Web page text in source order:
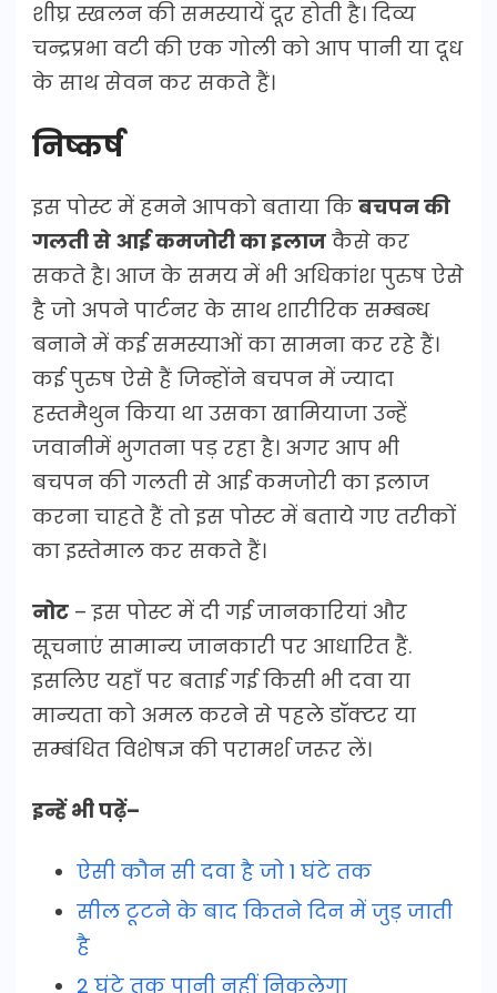
शीघ्र स्खलन की समस्यायें दूर होती है। दिव्य
चन्द्रप्रभा वटी की एक गोली को आप पानी या दूध
के साथ सेवन कर सकते हैं।
निष्कर्ष
इस पोस्ट में हमने आपको बताया कि बचपन की
गलती से आई कमजोरी का इलाज कैसे कर
सकते है। आज के समय में भी अधिकांश पुरुष ऐसे
है जो अपने पार्टनर के साथ शारीरिक सम्बन्ध
बनाने में कई समस्याओं का सामना कर रहे हैं।
कई पुरुष ऐसे हैं जिन्होंने बचपन में ज्यादा
हस्तमैथुन किया था उसका खामियाजा उन्हें
जवानीमें भुगतना पड़ रहा है। अगर आप भी
बचपन की गलती से आई कमजोरी का इलाज
करना चाहते हैं तो इस पोस्ट में बताये गए तरीकों
का इस्तेमाल कर सकते हैं।
नोट – इस पोस्ट में दी गई जानकारियां और
सूचनाएं सामान्य जानकारी पर आधारित हैं.
इसलिए यहाँ पर बताई गई किसी भी दवा या
मान्यता को अमल करने से पहले डॉक्टर या
सम्बंधित विशेषज्ञ की परामर्श जरूर लें।
इन्हें भी पढ़ें–
ऐसी कौन सी दवा है जो 1 घंटे तक
सील टूटने के बाद कितने दिन में जुड़ जाती
है
2 घंटे तक पानी नहीं निकलेगा